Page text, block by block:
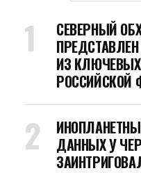
СЕВЕРНЫЙ
ИЗ
РОССИЙСКОЙ
ДАННЫХ У